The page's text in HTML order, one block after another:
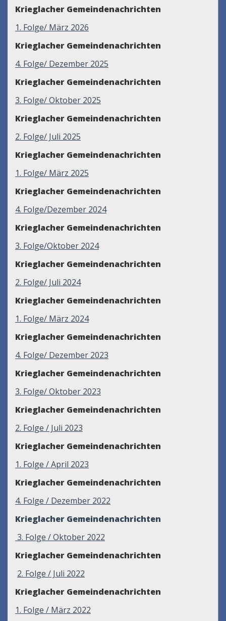
Krieglacher Gemeindenachrichten
1. Folge/ März 2026
Krieglacher Gemeindenachrichten
4. Folge/ Dezember 2025
Krieglacher Gemeindenachrichten
3. Folge/ Oktober 2025
Krieglacher Gemeindenachrichten
2. Folge/ Juli 2025
Krieglacher Gemeindenachrichten
1. Folge/ März 2025
Krieglacher Gemeindenachrichten
4. Folge/Dezember 2024
Krieglacher Gemeindenachrichten
3. Folge/Oktober 2024
Krieglacher Gemeindenachrichten
2. Folge/ Juli 2024
Krieglacher Gemeindenachrichten
1. Folge/ März 2024
Krieglacher Gemeindenachrichten
4. Folge/ Dezember 2023
Krieglacher Gemeindenachrichten
3. Folge/ Oktober 2023
Krieglacher Gemeindenachrichten
2. Folge / Juli 2023
Krieglacher Gemeindenachrichten
1. Folge / April 2023
Krieglacher Gemeindenachrichten
4. Folge / Dezember 2022
Krieglacher Gemeindenachrichten
3. Folge / Oktober 2022
Krieglacher Gemeindenachrichten
2. Folge / Juli 2022
Krieglacher Gemeindenachrichten
1. Folge / März 2022